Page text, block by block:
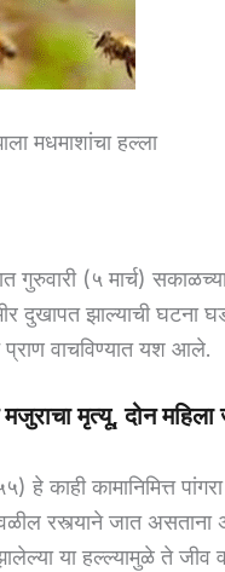
मधमाशांचा हल्ला
गुरुवारी (५ मार्च)
दुखापत झाल्याची घटना
प्राण वाचविण्यात यश आले.
मृत्यू, दोन
हे काही कामानिमित्त
रस्त्याने जात
या हल्ल्यामुळे ते जीव